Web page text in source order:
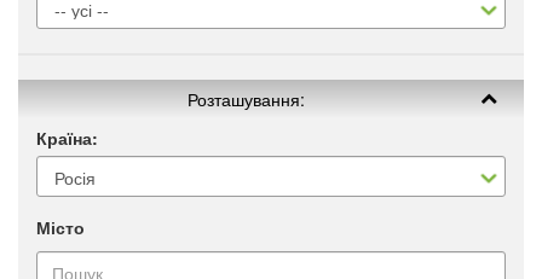
Розташування:
Країна:
Місто